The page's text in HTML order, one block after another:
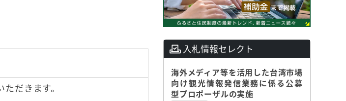
だきます。
入札情報セレクト
海外メディア等を活用した台湾市場
向け観光情報発信業務に係る公募
型プロポーザルの実施